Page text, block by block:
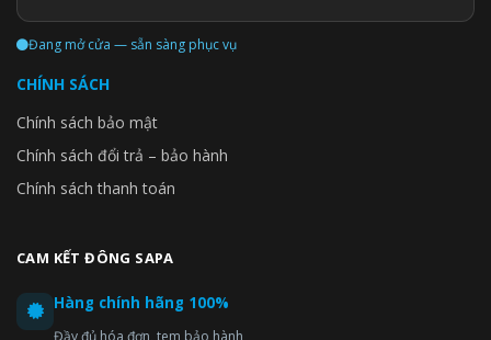
Đang mở cửa — sẵn sàng phục vụ
CHÍNH SÁCH
Chính sách bảo mật
Chính sách đổi trả – bảo hành
Chính sách thanh toán
CAM KẾT ĐÔNG SAPA
Hàng chính hãng 100%
Đầy đủ hóa đơn, tem bảo hành